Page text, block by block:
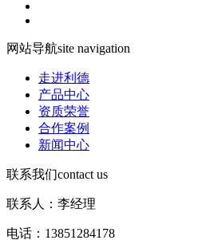
网站导航site navigation
走进利德
产品中心
资质荣誉
合作案例
新闻中心
联系我们contact us
联系人：李经理
电话：13851284178